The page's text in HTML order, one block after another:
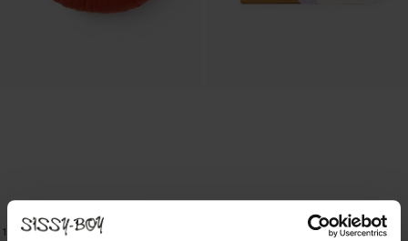
Rundes Samt-Kissen - rot
29.99
1 Farbe